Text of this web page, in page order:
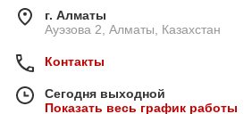
г. Алматы
Ауэзова 2, Алматы, Казахстан
Контакты
Сегодня выходной
Показать весь график работы